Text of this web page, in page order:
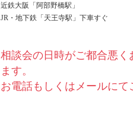
近鉄大阪「阿部野橋駅」
JR・地下鉄「天王寺駅」下車すぐ
相談会の⽇時がご都合悪
ます。
お電話もしくはメールにて